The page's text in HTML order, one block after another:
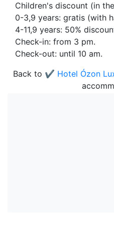
Children's discount (in
0-3,9 years: gratis (with
4-11,9 years: 50%
Check-in: from 3 pm.
Check-out: until 10 am.
Back to ✔️ Hotel Ózon